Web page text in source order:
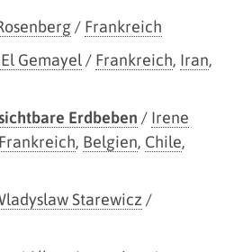
/ Frankreich
Gemayel/ Frankreich, Iran,
Erdbeben / Irene
Frankreich, Belgien, Chile,
Starewicz /